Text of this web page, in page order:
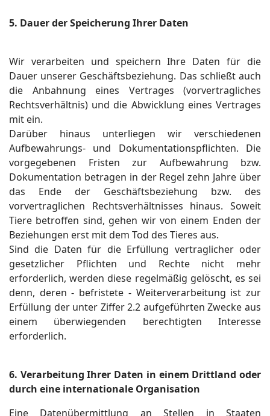
5. Dauer der Speicherung Ihrer Daten
Wir verarbeiten und speichern Ihre Daten für die
Dauer unserer Geschäftsbeziehung. Das schließt auch
die Anbahnung eines Vertrages (vorvertragliches
Rechtsverhältnis) und die Abwicklung eines Vertrages
mit ein.
Darüber hinaus unterliegen wir verschiedenen
Aufbewahrungs- und Dokumentationspflichten. Die
vorgegebenen Fristen zur Aufbewahrung bzw.
Dokumentation betragen in der Regel zehn Jahre über
das Ende der Geschäftsbeziehung bzw. des
vorvertraglichen Rechtsverhältnisses hinaus. Soweit
Tiere betroffen sind, gehen wir von einem Enden der
Beziehungen erst mit dem Tod des Tieres aus.
Sind die Daten für die Erfüllung vertraglicher oder
gesetzlicher Pflichten und Rechte nicht mehr
erforderlich, werden diese regelmäßig gelöscht, es sei
denn, deren - befristete - Weiterverarbeitung ist zur
Erfüllung der unter Ziffer 2.2 aufgeführten Zwecke aus
einem überwiegenden berechtigten Interesse
erforderlich.
6. Verarbeitung Ihrer Daten in einem Drittland oder
durch eine internationale Organisation
Eine Datenübermittlung an Stellen in Staaten